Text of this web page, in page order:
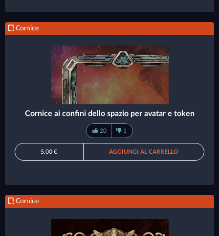
Cornice
Cornice ai confini dello spazio per avatar e token
20 1
5,00 € AGGIUNGI AL CARRELLO
Cornice